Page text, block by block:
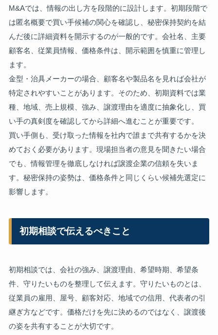
M&Aでは、情報の出し方を段階的に設計します。初期段階で
は匿名概要で買い手候補の関心を確認し、秘密保持契約を結
んだ後に詳細資料を開示するのが一般的です。会社名、主要
顧客名、従業員情報、価格条件は、開示範囲を慎重に管理し
ます。
金型・治具メーカーの場合、顧客名や製品名を見れば会社が
特定されやすいことがあります。そのため、初期資料では業
種、地域、売上規模、強み、譲渡理由を適度に抽象化し、買
い手の真剣度を確認してから詳細へ進むことが重要です。
買い手側も、受け取った情報を社内で誰まで共有するかを決
めておく必要があります。現場担当者の意見を聞きたい場合
でも、情報管理を徹底しなければ譲渡企業の信頼を失いま
す。秘密保持の姿勢は、価格条件と同じくらい候補先選定に
影響します。
初期相談で伝えるべきこと
初期相談では、会社の強み、譲渡理由、希望時期、希望条
件、守りたいものを整理して伝えます。守りたいものとは、
従業員の雇用、屋号、顧客対応、地域での信用、代表者の引
継ぎ方などです。価格だけを先に決めるのではなく、譲渡後
の姿を共有することが大切です。